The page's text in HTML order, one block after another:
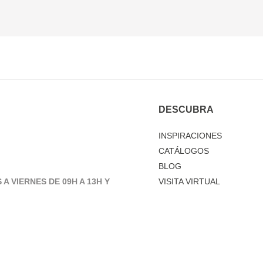
A VIERNES DE 09H A 13H Y
DESCUBRA
INSPIRACIONES
CATÁLOGOS
BLOG
VISITA VIRTUAL